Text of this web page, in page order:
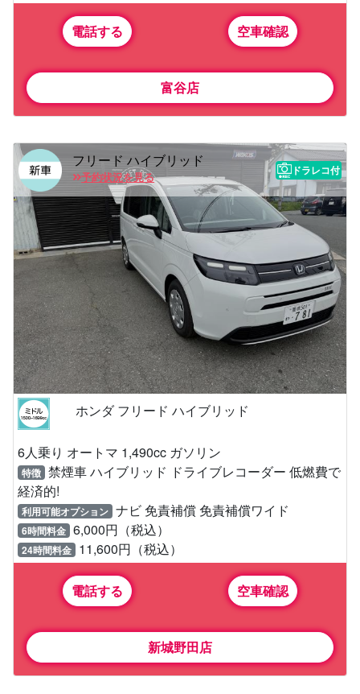
電話する 空車確認
富谷店
フリード ハイブリッド
予約状況を見る
ドラレコ付
ホンダ フリード ハイブリッド
6人乗り オートマ 1,490cc ガソリン
特徴 禁煙車 ハイブリッド ドライブレコーダー 低燃費で
経済的!
利用可能オプション ナビ 免責補償 免責補償ワイド
6時間料金 6,000円（税込）
24時間料金 11,600円（税込）
電話する 空車確認
新城野田店